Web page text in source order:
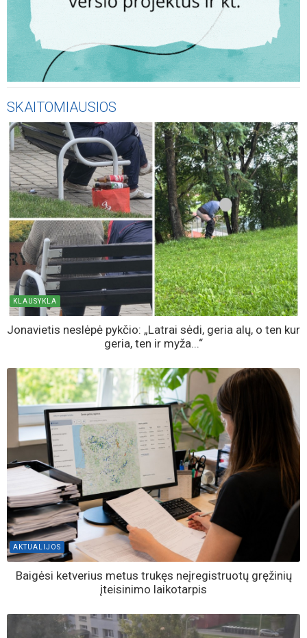
SKAITOMIAUSIOS
KLAUSYKLA
Jonavietis neslėpė pykčio: „Latrai sėdi, geria alų, o ten kur
geria, ten ir myža...“
AKTUALIJOS
Baigėsi ketverius metus trukęs neįregistruotų gręžinių
įteisinimo laikotarpis